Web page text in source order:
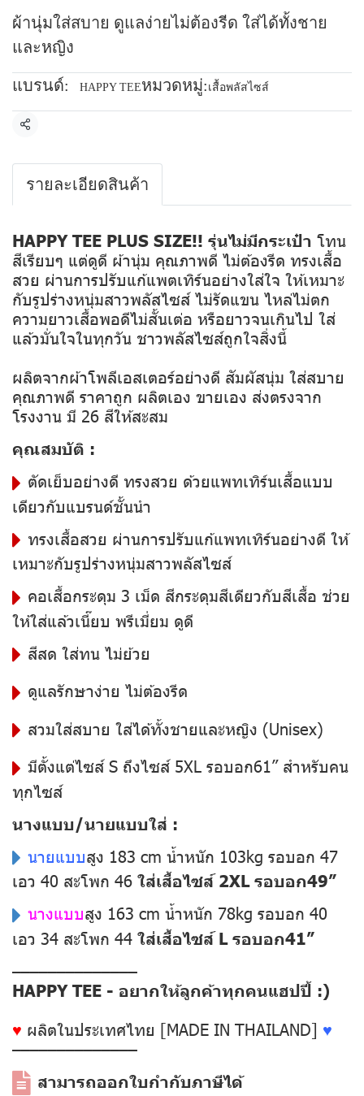
ผ้านุ่มใส่สบาย ดูแลง่ายไม่ต้องรีด ใส่ได้ทั้งชาย
และหญิง
แบรนด์: HAPPY TEEหมวดหมู่: เสื้อพลัสไซส์
แชร์
รายละเอียดสินค้า
HAPPY TEE PLUS SIZE!! รุ่นไม่มีกระเป๋า โทน
สีเรียบๆ แต่ดูดี ผ้านุ่ม คุณภาพดี ไม่ต้องรีด ทรงเสื้อ
สวย ผ่านการปรับแก้แพตเทิร์นอย่างใส่ใจ ให้เหมาะ
กับรูปร่างหนุ่มสาวพลัสไซส์ ไม่รัดแขน ไหล่ไม่ตก
ความยาวเสื้อพอดีไม่สั้นเต่อ หรือยาวจนเกินไป ใส่
แล้วมั่นใจในทุกวัน ชาวพลัสไซส์ถูกใจสิ่งนี้
ผลิตจากผ้าโพลีเอสเตอร์อย่างดี สัมผัสนุ่ม ใส่สบาย
คุณภาพดี ราคาถูก ผลิตเอง ขายเอง ส่งตรงจาก
โรงงาน มี 26 สีให้สะสม
คุณสมบัติ :
ตัดเย็บอย่างดี ทรงสวย ด้วยแพทเทิร์นเสื้อแบบ
เดียวกับแบรนด์ชั้นนำ
ทรงเสื้อสวย ผ่านการปรับแก้แพทเทิร์นอย่างดี ให้
เหมาะกับรูปร่างหนุ่มสาวพลัสไซส์
คอเสื้อกระดุม 3 เม็ด สีกระดุมสีเดียวกับสีเสื้อ ช่วย
ให้ใส่แล้วเนี๊ยบ พรีเมี่ยม ดูดี
สีสด ใส่ทน ไม่ย้วย
ดูแลรักษาง่าย ไม่ต้องรีด
สวมใส่สบาย ใส่ได้ทั้งชายและหญิง (Unisex)
มีตั้งแต่ไซส์ S ถึงไซส์ 5XL รอบอก61” สำหรับคน
ทุกไซส์
นางแบบ/นายแบบใส่ :
นายแบบสูง 183 cm น้ำหนัก 103kg รอบอก 47
เอว 40 สะโพก 46 ใส่เสื้อไซส์ 2XL รอบอก49”
นางแบบสูง 163 cm น้ำหนัก 78kg รอบอก 40
เอว 34 สะโพก 44 ใส่เสื้อไซส์ L รอบอก41”
––––––––––––––
HAPPY TEE - อยากให้ลูกค้าทุกคนแฮปปี้ :)
♥ ผลิตในประเทศไทย [MADE IN THAILAND] ♥
––––––––––––––
สามารถออกใบกำกับภาษีได้